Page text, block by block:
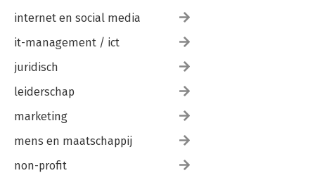
internet en social media
it-management / ict
juridisch
leiderschap
marketing
mens en maatschappij
non-profit